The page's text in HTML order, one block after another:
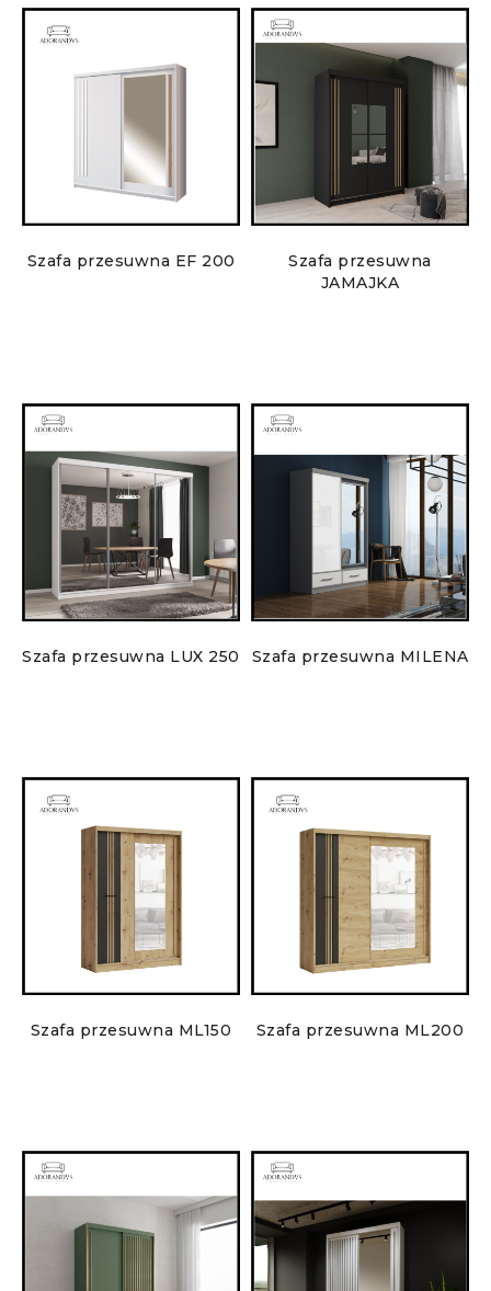
Szafa przesuwna EF 200
Szafa przesuwna
JAMAJKA
Szafa przesuwna LUX 250 Szafa przesuwna MILENA
Szafa przesuwna ML150 Szafa przesuwna ML200